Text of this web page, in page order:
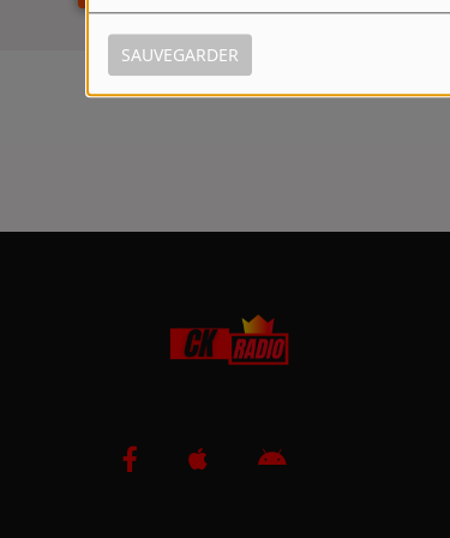
SAUVEGARDER